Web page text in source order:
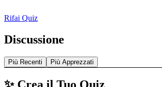
Rifai Quiz
Discussione
Più Recenti Più Apprezzati
✨ Crea il Tuo Quiz